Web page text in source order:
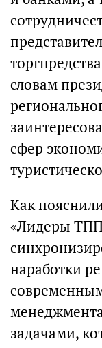
словам
сфер
Как
«Лидеры
наработки
задачами,